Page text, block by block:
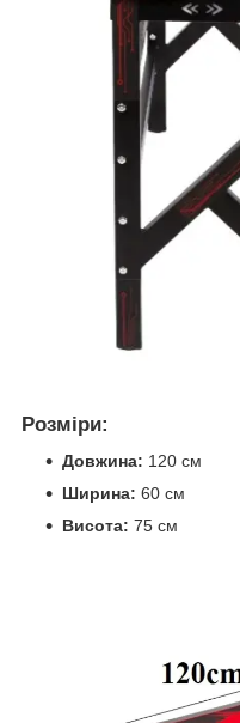
Розміри:
Довжина: 120 см
Ширина: 60 см
Висота: 75 см